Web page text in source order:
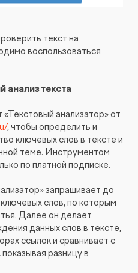
текст на
воспользоваться
анализ текста
анализатор» от
, чтобы определить и
ключевых слов в тексте и
теме. Инструментом
по платной подписке.
запрашивает до
слов, по которым
Далее он делает
данных слов в тексте,
ссылок и сравнивает с
разницу в